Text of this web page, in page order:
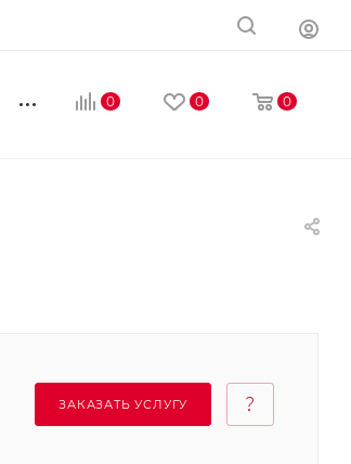
0 0 0
ЗАКАЗАТЬ УСЛУГУ